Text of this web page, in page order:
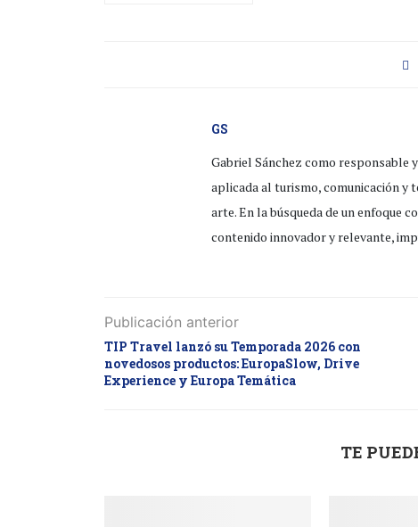
GS
Gabriel Sánchez como responsable
aplicada al turismo, comunicación y
arte. En la búsqueda de un enfoque
contenido innovador y relevante,
Publicación anterior
TIP Travel lanzó su Temporada 2026 con
novedosos productos: EuropaSlow, Drive
Experience y Europa Temática
TE